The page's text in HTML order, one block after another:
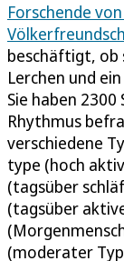
Forschende
beschäftigt, ob
Lerchen und
Sie haben
Rhythmus
verschiedene
type (hoch
(tagsüber
(tagsüber
(moderater